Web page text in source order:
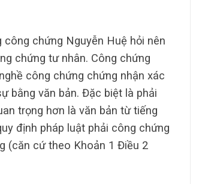
chứng Nguyễn Huệ hỏi nên
chứng tư nhân. Công chứng
công chứng chứng nhận xác
bằng văn bản. Đặc biệt là phải
trọng hơn là văn bản từ tiếng
định pháp luật phải công chứng
(căn cứ theo Khoản 1 Điều 2